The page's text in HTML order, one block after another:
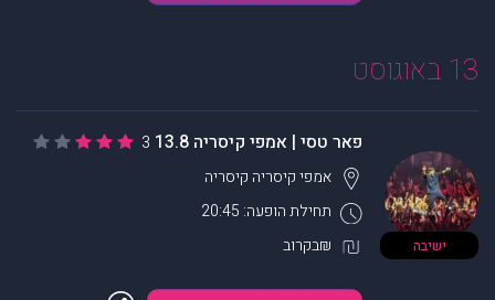
13 באוגוסט
ישיבה
פאר טסי | אמפי קיסריה 13.8 3
תחילת הופעה: 20:45
אמפי קיסריה קיסריה
₪בקרוב